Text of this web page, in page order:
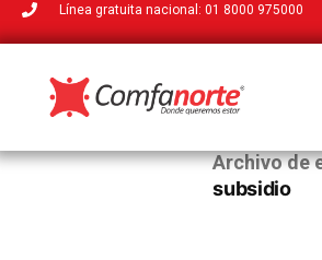
Línea gratuita nacional: 01 8000 975000
Archivo de
subsidio